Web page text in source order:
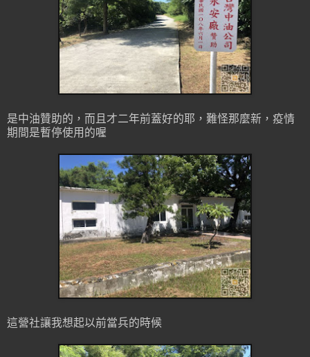
是中油贊助的，而且才二年前蓋好的耶，難怪那麼新，疫情
期間是暫停使用的喔
這營社讓我想起以前當兵的時候